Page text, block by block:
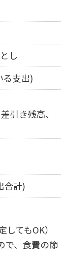
し
る支出)
引き残高、
合計)
てもOK）
で、食費の節